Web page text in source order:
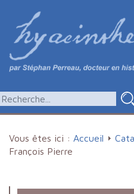
Vous êtes ici : Accueil
François Pierre